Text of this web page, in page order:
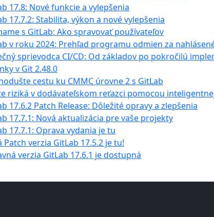
17.8: Nové funkcie a vylepšenia
17.7.2: Stabilita, výkon a nové vylepšenia
s GitLab: Ako spravovať používateľov
v roku 2024: Prehľad programu odmien za
sprievodca CI/CD: Od základov po pokročilú
v Git 2.48.0
cestu ku CMMC úrovne 2 s GitLab
riziká v dodávateľskom reťazci pomocou
17.6.2 Patch Release: Dôležité opravy a zlepšenia
17.7.1: Nová aktualizácia pre vaše projekty
17.7.1: Oprava vydania je tu
Patch verzia GitLab 17.5.2 je tu!
verzia GitLab 17.6.1 je dostupná